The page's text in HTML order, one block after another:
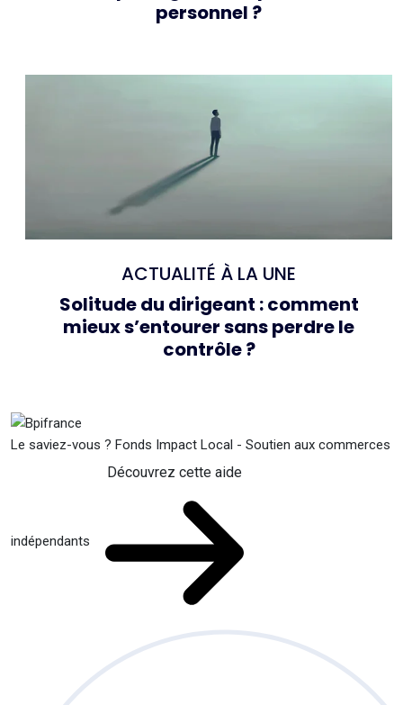
personnel ?
ACTUALITÉ À LA UNE
Solitude du dirigeant : comment
mieux s’entourer sans perdre le
contrôle ?
Le saviez-vous ? Fonds Impact Local - Soutien aux commerces
indépendants
Découvrez cette aide